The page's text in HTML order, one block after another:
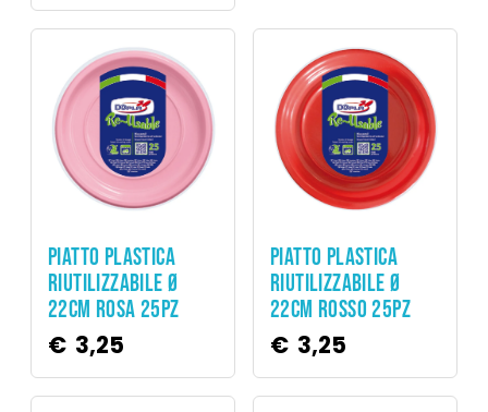
PIATTO PLASTICA
RIUTILIZZABILE Ø
22CM ROSA 25PZ
€ 3,25
PIATTO PLASTICA
RIUTILIZZABILE Ø
22CM ROSSO 25PZ
€ 3,25